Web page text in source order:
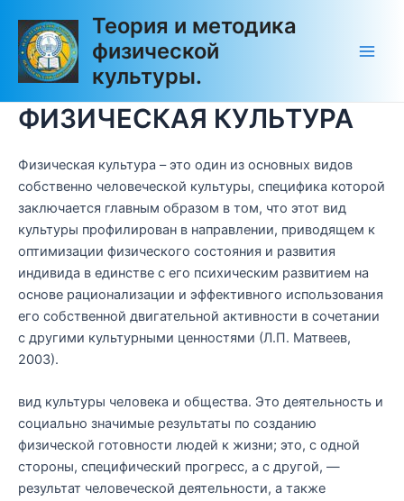
содержимому
Теория и методика
физической
культуры.
ФИЗИЧЕСКАЯ КУЛЬТУРА
Физическая культура – это один из основных видов
собственно человеческой культуры, специфика которой
заключается главным образом в том, что этот вид
культуры профилирован в направлении, приводящем к
оптимизации физического состояния и развития
индивида в единстве с его психическим развитием на
основе рационализации и эффективного использования
его собственной двигательной активности в сочетании
с другими культурными ценностями (Л.П. Матвеев,
2003).
вид культуры человека и общества. Это деятельность и
социально значимые результаты по созданию
физической готовности людей к жизни; это, с одной
стороны, специфический прогресс, а с другой, —
результат человеческой деятельности, а также